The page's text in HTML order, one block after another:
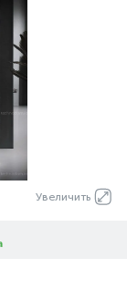
Увеличить